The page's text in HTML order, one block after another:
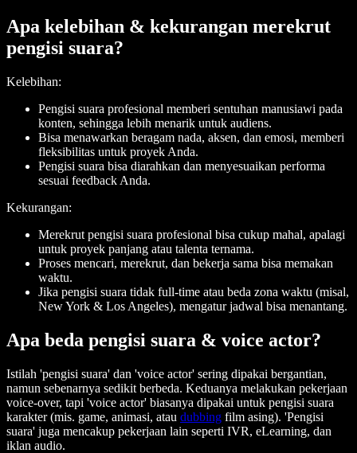
Apa kelebihan & kekurangan merekrut
pengisi suara?
Kelebihan:
Pengisi suara profesional memberi sentuhan manusiawi pada
konten, sehingga lebih menarik untuk audiens.
Bisa menawarkan beragam nada, aksen, dan emosi, memberi
fleksibilitas untuk proyek Anda.
Pengisi suara bisa diarahkan dan menyesuaikan performa
sesuai feedback Anda.
Kekurangan:
Merekrut pengisi suara profesional bisa cukup mahal, apalagi
untuk proyek panjang atau talenta ternama.
Proses mencari, merekrut, dan bekerja sama bisa memakan
waktu.
Jika pengisi suara tidak full-time atau beda zona waktu (misal,
New York & Los Angeles), mengatur jadwal bisa menantang.
Apa beda pengisi suara & voice actor?
Istilah 'pengisi suara' dan 'voice actor' sering dipakai bergantian,
namun sebenarnya sedikit berbeda. Keduanya melakukan pekerjaan
voice-over, tapi 'voice actor' biasanya dipakai untuk pengisi suara
karakter (mis. game, animasi, atau dubbing film asing). 'Pengisi
suara' juga mencakup pekerjaan lain seperti IVR, eLearning, dan
iklan audio.